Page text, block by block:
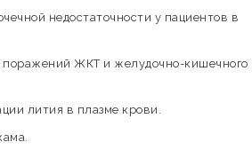
недостаточности у пациентов в
ЖКТ и желудочно-кишечного
лития в плазме крови.